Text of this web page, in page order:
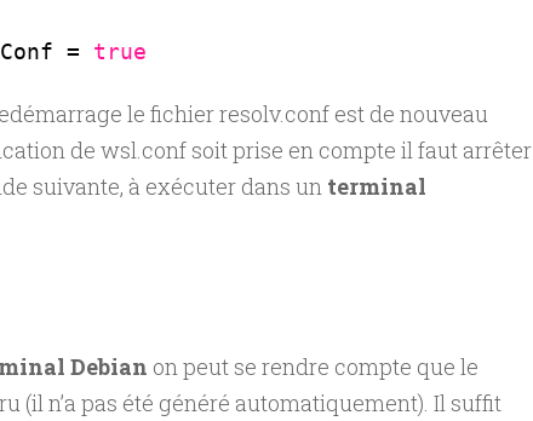
= true
le fichier resolv.conf est de nouveau
de wsl.conf soit prise en compte il faut arrêter
suivante, à exécuter dans un terminal
Debian on peut se rendre compte que le
(il n’a pas été généré automatiquement). Il suffit